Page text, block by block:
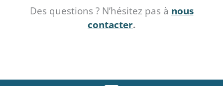
Des questions ? N’hésitez pas à nous
contacter.